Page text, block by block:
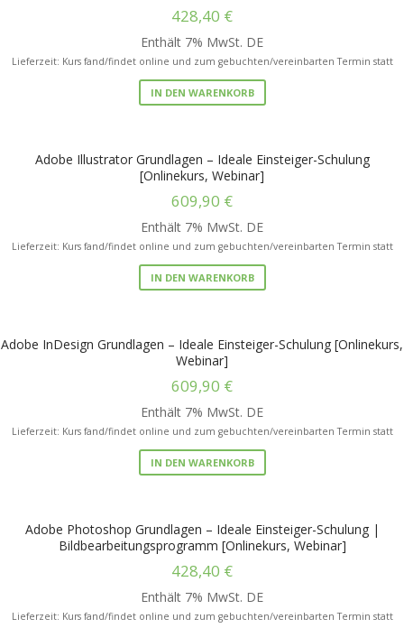
428,40 €
Enthält 7% MwSt. DE
Lieferzeit: Kurs fand/findet online und zum gebuchten/vereinbarten Termin statt
IN DEN WARENKORB
Adobe Illustrator Grundlagen – Ideale Einsteiger-Schulung
[Onlinekurs, Webinar]
609,90 €
Enthält 7% MwSt. DE
Lieferzeit: Kurs fand/findet online und zum gebuchten/vereinbarten Termin statt
IN DEN WARENKORB
Adobe InDesign Grundlagen – Ideale Einsteiger-Schulung [Onlinekurs,
Webinar]
609,90 €
Enthält 7% MwSt. DE
Lieferzeit: Kurs fand/findet online und zum gebuchten/vereinbarten Termin statt
IN DEN WARENKORB
Adobe Photoshop Grundlagen – Ideale Einsteiger-Schulung |
Bildbearbeitungsprogramm [Onlinekurs, Webinar]
428,40 €
Enthält 7% MwSt. DE
Lieferzeit: Kurs fand/findet online und zum gebuchten/vereinbarten Termin statt